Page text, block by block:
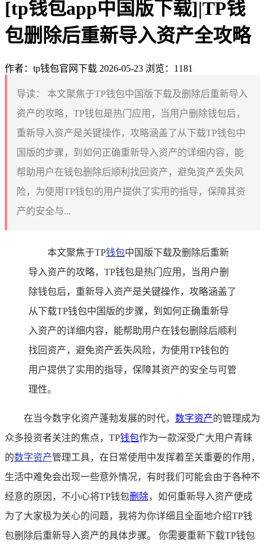
[tp钱包app中国版下载]|TP钱
包删除后重新导入资产全攻略
作者：tp钱包官网下载 2026-05-23 浏览：1181
导读：
本文聚焦于TP钱包中国版下载及删除后重新导入
资产的攻略，TP钱包是热门应用，当用户删除钱包后，
重新导入资产是关键操作，攻略涵盖了从下载TP钱包中
国版的步骤，到如何正确重新导入资产的详细内容，能
帮助用户在钱包删除后顺利找回资产，避免资产丢失风
险，为使用TP钱包的用户提供了实用的指导，保障其资
产的安全与...
本文聚焦于TP钱包中国版下载及删除后重新
导入资产的攻略，TP钱包是热门应用，当用户删
除钱包后，重新导入资产是关键操作，攻略涵盖了
从下载TP钱包中国版的步骤，到如何正确重新导
入资产的详细内容，能帮助用户在钱包删除后顺利
找回资产，避免资产丢失风险，为使用TP钱包的
用户提供了实用的指导，保障其资产的安全与可管
理性。
在当今数字化资产蓬勃发展的时代， 数字资产的管理成为
众多投资者关注的焦点，TP钱包作为一款深受广大用户青睐
的数字资产管理工具，在日常使用中发挥着至关重要的作用，
生活中难免会出现一些意外情况，有时我们可能会由于各种不
经意的原因，不小心将TP钱包删除，如何重新导入资产便成
为了大家极为关心的问题，我将为你详细且全面地介绍TP钱
包删除后重新导入资产的具体步骤。 你需要重新下载TP钱包